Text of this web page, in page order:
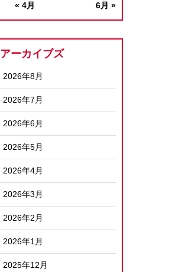
« 4月 6月 »
アーカイブズ
2026年8月
2026年7月
2026年6月
2026年5月
2026年4月
2026年3月
2026年2月
2026年1月
2025年12月